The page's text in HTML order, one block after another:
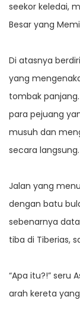
seekor keledai,
Besar yang
Di atasnya
yang
tombak
para pejuang
musuh dan
secara langsung.
Jalan yang
dengan batu
sebenarnya
tiba di Tiberias,
“Apa itu?!” seru
arah kereta